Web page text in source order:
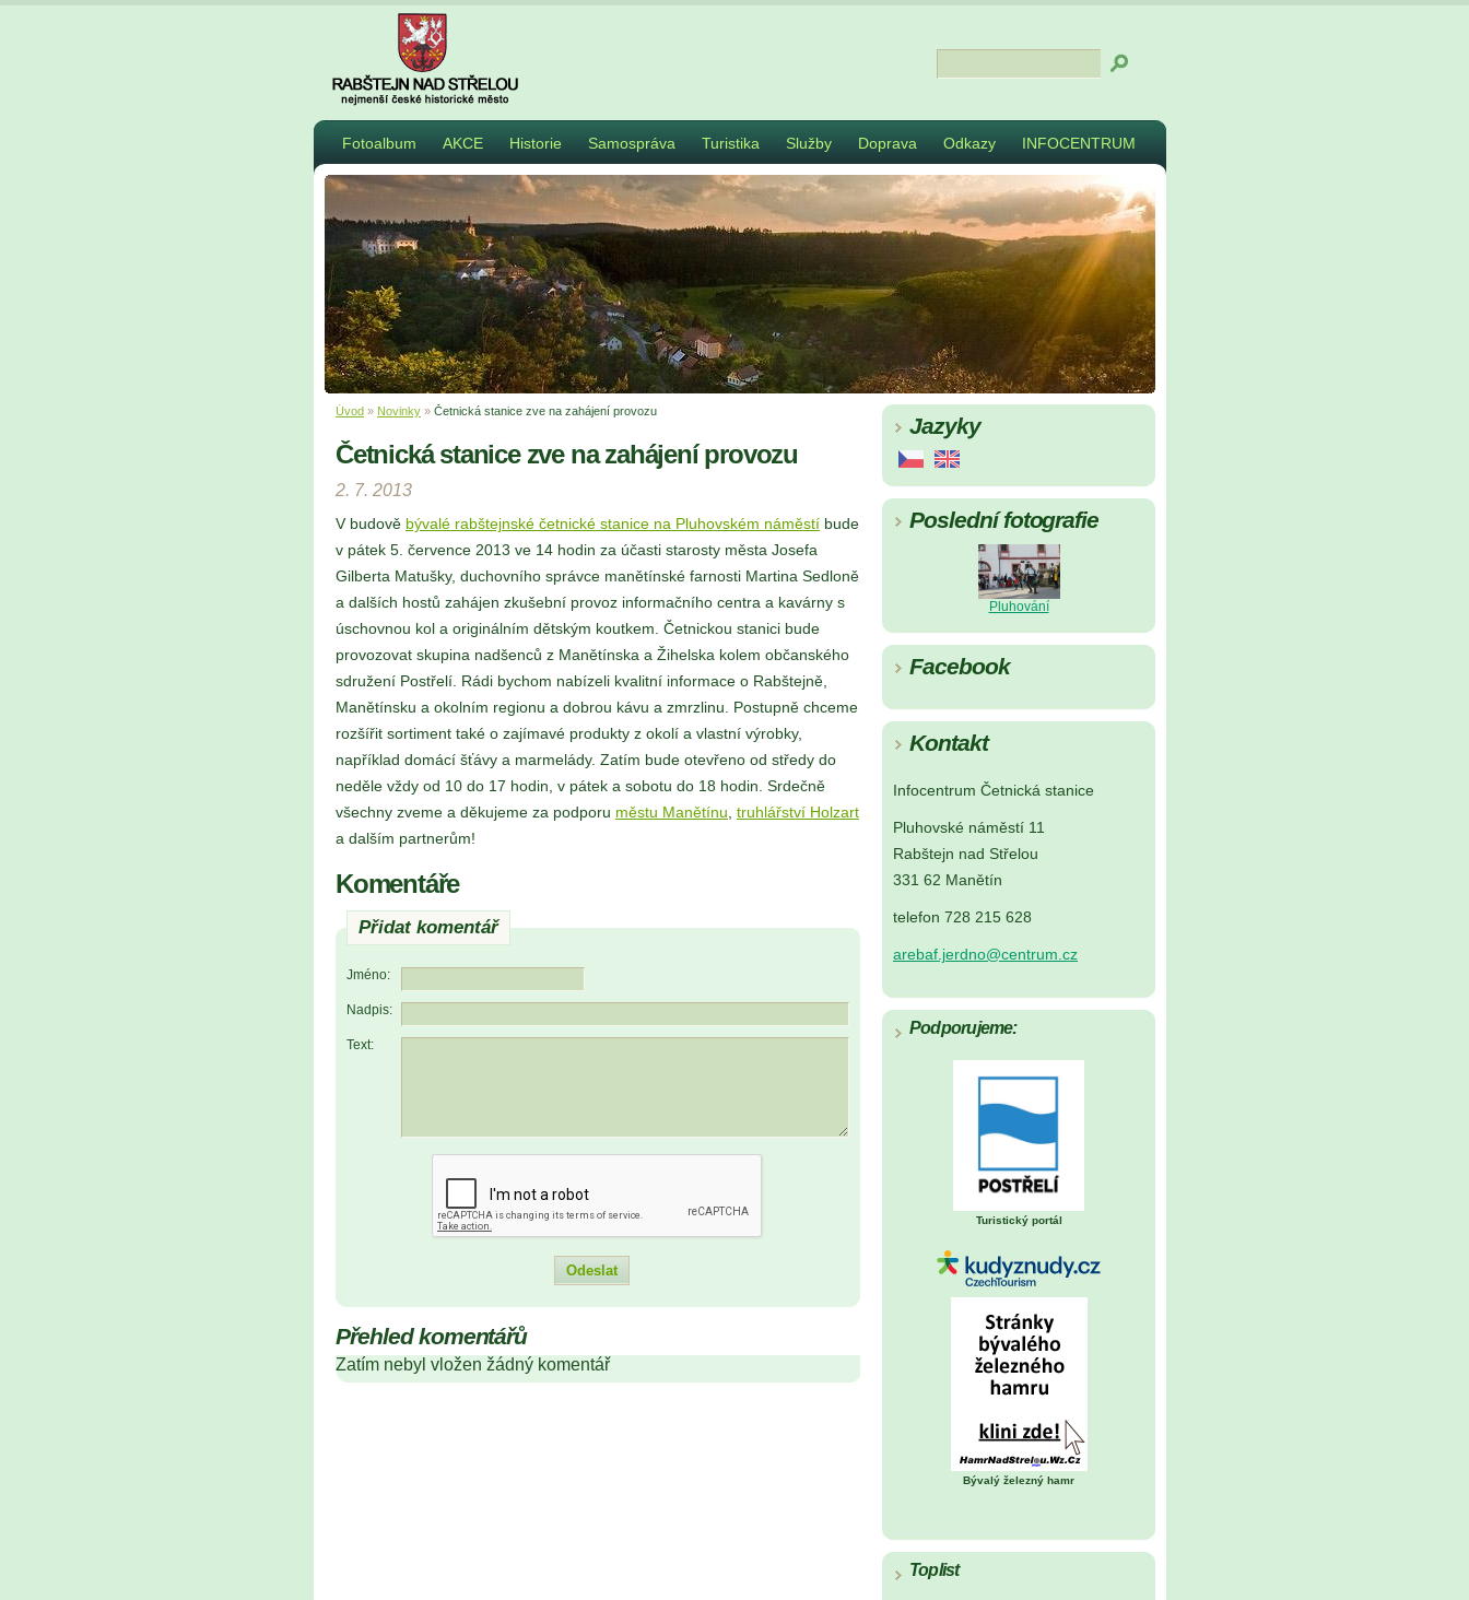
Fotoalbum AKCE Historie Samospráva Turistika Služby Doprava Odkazy INFOCENTRUM
Jazyky
Poslední fotografie
Pluhování
Facebook
Kontakt
Infocentrum Četnická stanice
Pluhovské náměstí 11
Rabštejn nad Střelou
331 62 Manětín
telefon 728 215 628
arebaf.jerdno@centrum.cz
Podporujeme:
Turistický portál
Bývalý železný hamr
Toplist
Úvod » Novinky » Četnická stanice zve na zahájení provozu
Četnická stanice zve na zahájení provozu
2. 7. 2013
V budově bývalé rabštejnské četnické stanice na Pluhovském náměstí bude
v pátek 5. července 2013 ve 14 hodin za účasti starosty města Josefa
Gilberta Matušky, duchovního správce manětínské farnosti Martina Sedloně
a dalších hostů zahájen zkušební provoz informačního centra a kavárny s
úschovnou kol a originálním dětským koutkem. Četnickou stanici bude
provozovat skupina nadšenců z Manětínska a Žihelska kolem občanského
sdružení Postřelí. Rádi bychom nabízeli kvalitní informace o Rabštejně,
Manětínsku a okolním regionu a dobrou kávu a zmrzlinu. Postupně chceme
rozšířit sortiment také o zajímavé produkty z okolí a vlastní výrobky,
například domácí šťávy a marmelády. Zatím bude otevřeno od středy do
neděle vždy od 10 do 17 hodin, v pátek a sobotu do 18 hodin. Srdečně
všechny zveme a děkujeme za podporu městu Manětínu, truhlářství Holzart
a dalším partnerům!
Komentáře
Přidat komentář
Jméno:
Nadpis:
Text:
Přehled komentářů
Zatím nebyl vložen žádný komentář